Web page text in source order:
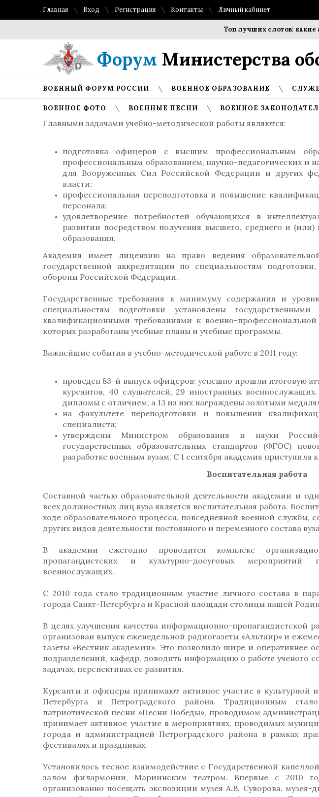
Главная Вход Регистрация Контакты Личный кабинет
Топ лучших слотов: какие
Форум Министерства
ВОЕННЫЙ ФОРУМ РОССИИ ВОЕННОЕ ОБРАЗОВАНИЕ
ВОЕННОЕ ФОТО ВОЕННЫЕ ПЕСНИ ВОЕННОЕ
Главными задачами учебно-методической работы являются:
подготовка офицеров с высшим профессиональным
профессиональным образованием, научно-педагогических и
для Вооруженных Сил Российской Федерации и других
власти;
профессиональная переподготовка и повышение
персонала;
удовлетворение потребностей обучающихся в
развитии посредством получения высшего, среднего и (или)
образования.
Академия имеет лицензию на право ведения
государственной аккредитации по специальностям
обороны Российской Федерации.
Государственные требования к минимуму содержания и
специальностям подготовки установлены
квалификационными требованиями к военно-
которых разработаны учебные планы и учебные программы.
Важнейшие события в учебно-методической работе в 2011 году:
проведен 83-й выпуск офицеров: успешно прошли итоговую
курсантов, 40 слушателей, 29 иностранных
дипломы с отличием, а 13 из них награждены золотыми
на факультете переподготовки и повышения
специалиста;
утверждены Министром образования и науки
государственных образовательных стандартов (ФГОС)
разработке военным вузам. С 1 сентября академия
Воспитательная работа
Составной частью образовательной деятельности академии и
всех должностных лиц вуза является воспитательная работа.
ходе образовательного процесса, повседневной военной службы,
других видов деятельности постоянного и переменного состава
В академии ежегодно проводится комплекс
пропагандистских и культурно-досуговых мероприятий
военнослужащих.
С 2010 года стало традиционным участие личного состава в
города Санкт-Петербурга и Красной площади столицы нашей
В целях улучшения качества информационно-пропагандистской
организован выпуск еженедельной радиогазеты «Альтаир» и
газеты «Вестник академии». Это позволило шире и оперативнее
подразделений, кафедр, доводить информацию о работе ученого
задачах, перспективах ее развития.
Курсанты и офицеры принимают активное участие в культурной
Петербурга и Петроградского района. Традиционным
патриотической песни «Песни Победы», проводимом
принимает активное участие в мероприятиях, проводимых
города и администрацией Петроградского района в рамках
фестивалях и праздниках.
Установилось тесное взаимодействие с Государственной
залом филармонии, Мариинским театром. Впервые с 2010
организованно посещать экспозиции музея А.В. Суворова,